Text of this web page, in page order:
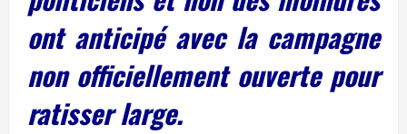
ont anticipé avec la campagne
non officiellement ouverte pour
ratisser large.